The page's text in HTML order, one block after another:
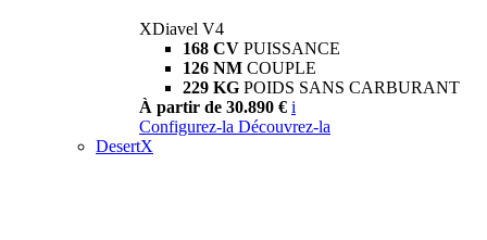
XDiavel V4
168 CV PUISSANCE
126 NM COUPLE
229 KG POIDS SANS CARBURANT
À partir de 30.890 € i
Configurez-la Découvrez-la
DesertX